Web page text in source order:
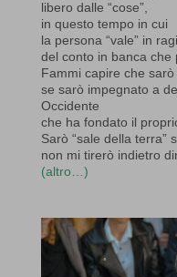
libero dalle “cose”,
in questo tempo in cui
la persona “vale” in
del conto in banca che
Fammi capire che sarò
se sarò impegnato a
Occidente
che ha fondato il
Sarò “sale della terra”
non mi tirerò indietro
(altro…)